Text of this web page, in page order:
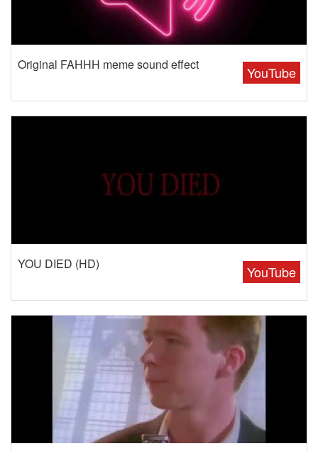
YouTube
Original FAHHH meme sound effect
YouTube
YOU DIED (HD)